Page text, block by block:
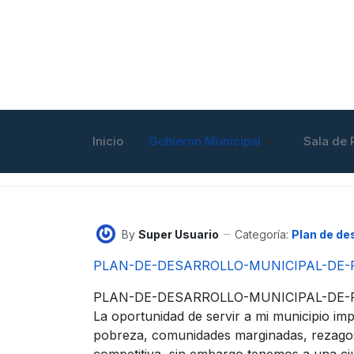
Inicio Gobierno Municipal Sala de
By Super Usuario Categoría: Plan de
PLAN-DE-DESARROLLO-MUNICIPAL-
PLAN-DE-DESARROLLO-MUNICIPAL-
La oportunidad de servir a mi municipio
pobreza, comunidades marginadas,